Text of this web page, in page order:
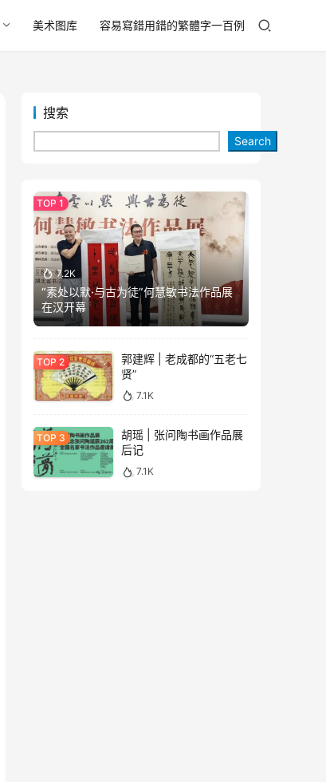
美术图库 容易寫錯用錯的繁體字一百例
搜索
Search
7.2K
“素处以默·与古为徒”何慧敏书法作品展
在汉开幕
郭建辉 | 老成都的“五老七
贤”
7.1K
胡瑶 | 张问陶书画作品展
后记
7.1K